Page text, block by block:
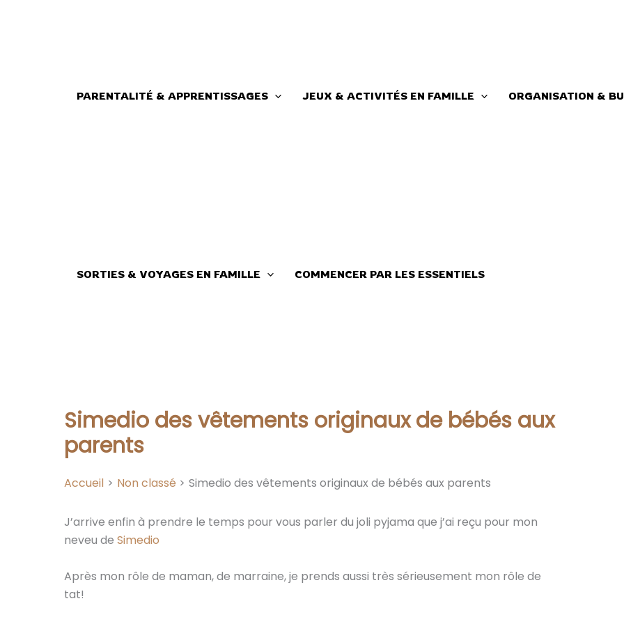
PARENTALITÉ & APPRENTISSAGES JEUX & ACTIVITÉS EN FAMILLE ORGANISATION &
SORTIES & VOYAGES EN FAMILLE COMMENCER PAR LES ESSENTIELS
Simedio des vêtements originaux de bébés aux
parents
Accueil Non classé Simedio des vêtements originaux de bébés aux parents
J’arrive enfin à prendre le temps pour vous parler du joli pyjama que j’ai reçu pour mon
neveu de Simedio
Après mon rôle de maman, de marraine, je prends aussi très sérieusement mon rôle de
tat!